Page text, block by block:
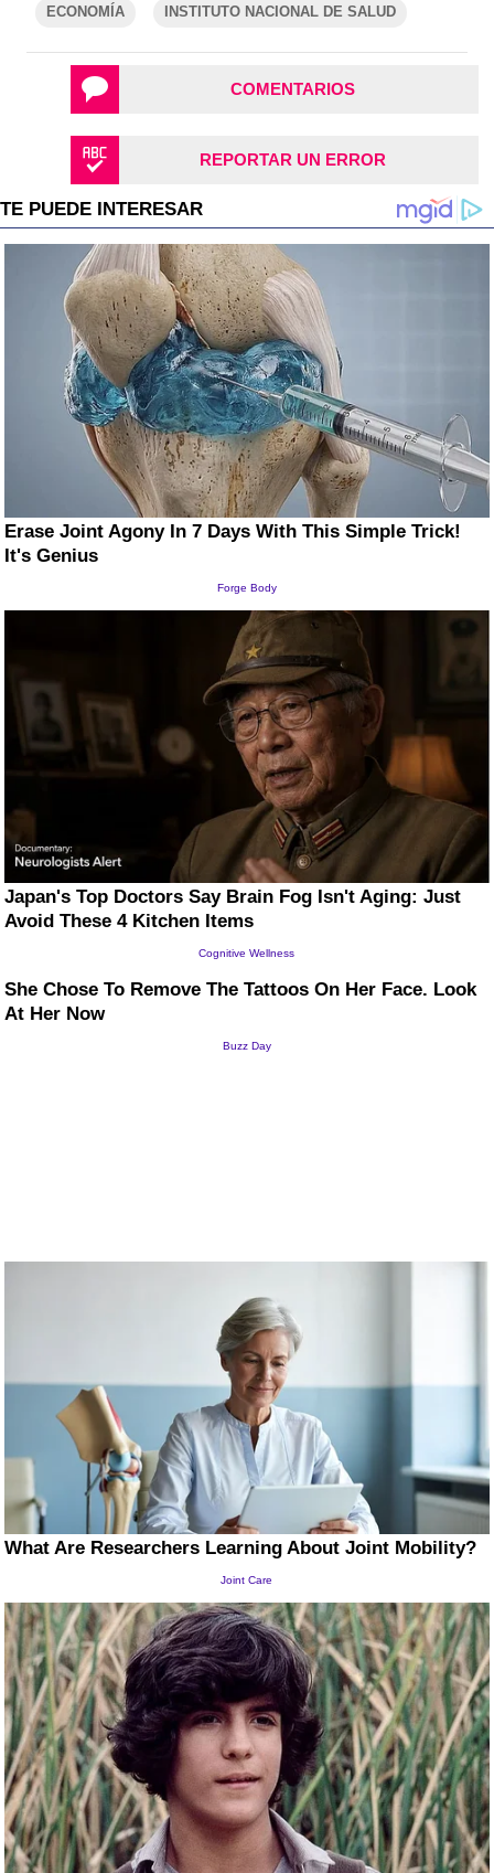
ECONOMÍA INSTITUTO NACIONAL DE SALUD
COMENTARIOS
REPORTAR UN ERROR